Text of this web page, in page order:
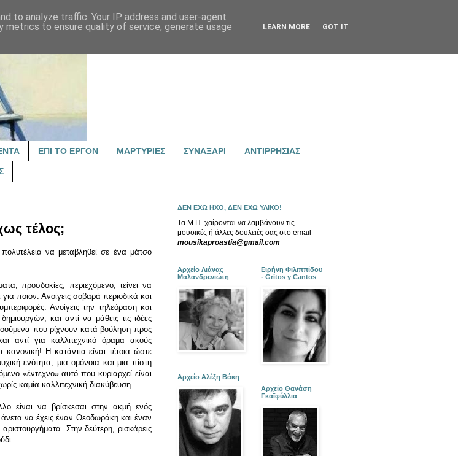
ΕΠΙ ΤΟ ΕΡΓΟΝ ΜΑΡΤΥΡΙΕΣ ΣΥΝΑΞΑΡΙ ΑΝΤΙΡΡΗΣΙΑΣ
τέλος;
πολυτέλεια να μεταβληθεί σε ένα μάτσο
προσδοκίες, περιεχόμενο, τείνει να
ποιον. Ανοίγεις σοβαρά περιοδικά και
Ανοίγεις την τηλεόραση και
και αντί να μάθεις τις ιδέες
που ρίχνουν κατά βούληση προς
αντί για καλλιτεχνικό όραμα ακούς
κανονική! Η κατάντια είναι τέτοια ώστε
ενότητα, μια ομόνοια και μια πίστη
«έντεχνο» αυτό που κυριαρχεί είναι
καμία καλλιτεχνική διακύβευση.
είναι να βρίσκεσαι στην ακμή ενός
να έχεις έναν Θεοδωράκη και έναν
Στην δεύτερη, ρισκάρεις
ΔΕΝ ΕΧΩ ΗΧΟ, ΔΕΝ ΕΧΩ ΥΛΙΚΟ!
Τα Μ.Π. χαίρονται να λαμβάνουν τις
μουσικές ή άλλες δουλειές σας στο email
mousikaproastia@gmail.com
Αρχείο Λιάνας
Μαλανδρενιώτη
Αρχείο Αλέξη Βάκη
Ειρήνη Φιλιππίδου
- Gritos y Cantos
Αρχείο Θανάση
Γκαϊφύλλια
to analyze traffic. Your IP address and user-agent
metrics to ensure quality of service, generate usage
LEARN MORE GOT IT